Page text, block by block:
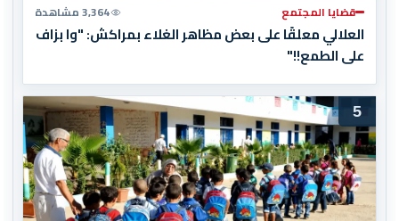
قضايا المجتمع 3,364 مشاهدة
العلالي معلقًا على بعض مظاهر الغلاء بمراكش: "وا بزاف
على الطمع!!"
5